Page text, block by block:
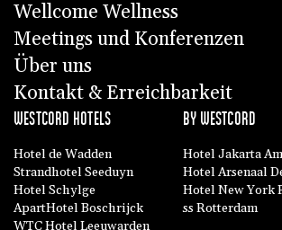
Wellcome Wellness
Meetings und Konferenzen
Über uns
Kontakt & Erreichbarkeit
WESTCORD HOTELS
Hotel de Wadden
Strandhotel Seeduyn
Hotel Schylge
ApartHotel Boschrijck
WTC Hotel Leeuwarden
BY WESTCORD
Hotel Jakarta
Hotel Arsenaal
Hotel New York
ss Rotterdam